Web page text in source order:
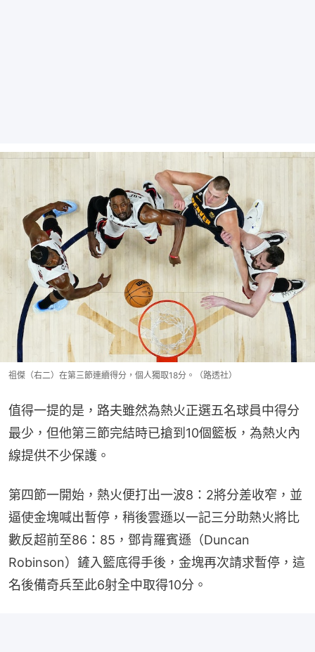
祖傑（右二）在第三節連續得分，個人獨取18分。（路透社）
值得一提的是，路夫雖然為熱火正選五名球員中得分
最少，但他第三節完結時已搶到10個籃板，為熱火內
線提供不少保護。
第四節一開始，熱火便打出一波8：2將分差收窄，並
逼使金塊喊出暫停，稍後雲遜以一記三分助熱火將比
數反超前至86：85，鄧肯羅賓遜（Duncan
Robinson）鏟入籃底得手後，金塊再次請求暫停，這
名後備奇兵至此6射全中取得10分。